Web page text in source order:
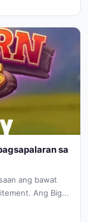
sa
ang bawat
Ang Big...